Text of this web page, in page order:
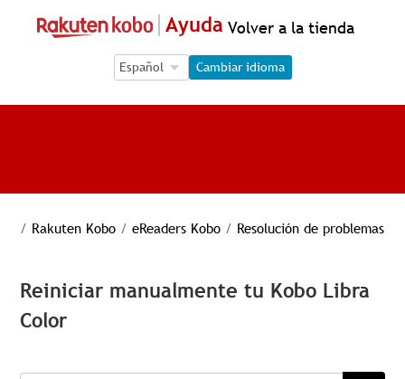
Ayuda Volver a la tienda
Language Selection
Language Selection
Cambiar idioma
/ Rakuten Kobo / eReaders Kobo / Resolución de problemas
Reiniciar manualmente tu Kobo Libra
Color